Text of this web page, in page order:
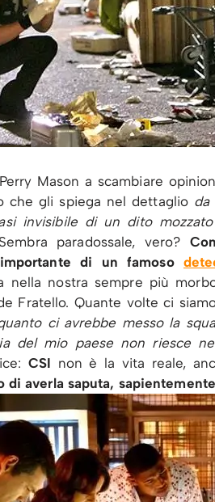
Mason a scambiare
che gli spiega nel dettaglio da
invisibile di un dito
paradossale, vero?
di un famoso
nella nostra sempre più
Fratello. Quante volte ci
ci avrebbe messo la
del mio paese non riesce
CSI non è la vita reale,
di averla saputa,